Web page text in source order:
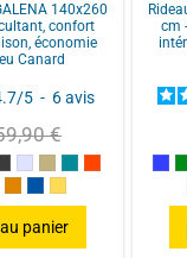
140x260
confort
économie
Canard
/5 - 6avis
€
/ Red
Anthracite/Dark Grey
PerleEcruBleu Canard
Terracotta
Poterie
Pétrole
ocre
panier
cm